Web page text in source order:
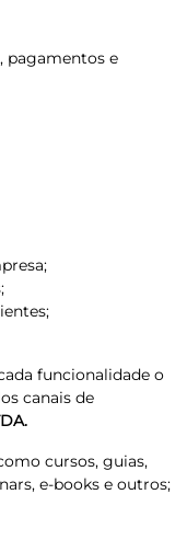
pagamentos e
funcionalidade o
canais de
cursos, guias,
e-books e outros;